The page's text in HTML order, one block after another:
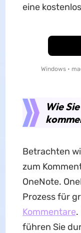
eine
Windows •
Wie
Betrachten
zum
OneNote.
Prozess für
Kommentare.
führen Sie